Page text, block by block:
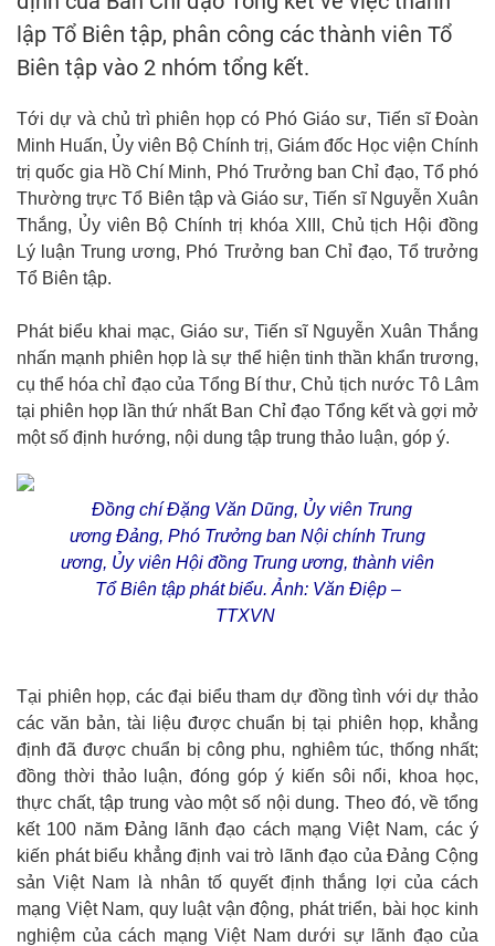
lập Tổ Biên tập, phân công các thành viên Tổ
Biên tập vào 2 nhóm tổng kết.
Tới dự và chủ trì phiên họp có Phó Giáo sư, Tiến sĩ Đoàn
Minh Huấn, Ủy viên Bộ Chính trị, Giám đốc Học viện Chính
trị quốc gia Hồ Chí Minh, Phó Trưởng ban Chỉ đạo, Tổ phó
Thường trực Tổ Biên tập và Giáo sư, Tiến sĩ Nguyễn Xuân
Thắng, Ủy viên Bộ Chính trị khóa XIII, Chủ tịch Hội đồng
Lý luận Trung ương, Phó Trưởng ban Chỉ đạo, Tổ trưởng
Tổ Biên tập.
Phát biểu khai mạc, Giáo sư, Tiến sĩ Nguyễn Xuân Thắng
nhấn mạnh phiên họp là sự thể hiện tinh thần khẩn trương,
cụ thể hóa chỉ đạo của Tổng Bí thư, Chủ tịch nước Tô Lâm
tại phiên họp lần thứ nhất Ban Chỉ đạo Tổng kết và gợi mở
một số định hướng, nội dung tập trung thảo luận, góp ý.
Đồng chí Đặng Văn Dũng, Ủy viên Trung
ương Đảng, Phó Trưởng ban Nội chính Trung
ương, Ủy viên Hội đồng Trung ương, thành viên
Tổ Biên tập phát biểu. Ảnh: Văn Điệp –
TTXVN
Tại phiên họp, các đại biểu tham dự đồng tình với dự thảo
các văn bản, tài liệu được chuẩn bị tại phiên họp, khẳng
định đã được chuẩn bị công phu, nghiêm túc, thống nhất;
đồng thời thảo luận, đóng góp ý kiến sôi nổi, khoa học,
thực chất, tập trung vào một số nội dung. Theo đó, về tổng
kết 100 năm Đảng lãnh đạo cách mạng Việt Nam, các ý
kiến phát biểu khẳng định vai trò lãnh đạo của Đảng Cộng
sản Việt Nam là nhân tố quyết định thắng lợi của cách
mạng Việt Nam, quy luật vận động, phát triển, bài học kinh
nghiệm của cách mạng Việt Nam dưới sự lãnh đạo của